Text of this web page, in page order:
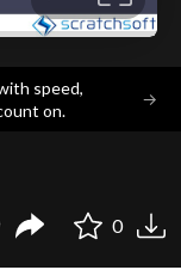
speed,
on.
→
0